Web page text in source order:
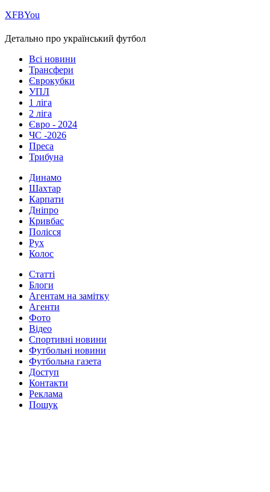
ХFBYou
Детально про український футбол
Всі новини
Трансфери
Єврокубки
УПЛ
1 ліга
2 ліга
Євро - 2024
ЧС -2026
Преса
Трибуна
Динамо
Шахтар
Карпати
Дніпро
Кривбас
Полісся
Рух
Колос
Статті
Блоги
Агентам на замітку
Агенти
Фото
Відео
Спортивні новини
Футбольні новини
Футбольна газета
Доступ
Контакти
Реклама
Пошук